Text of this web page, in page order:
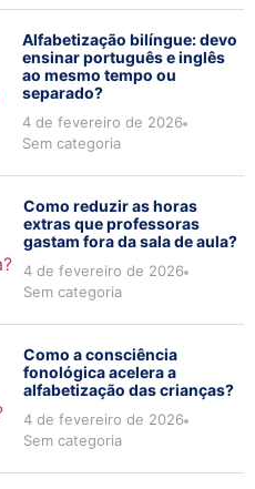
Alfabetização bilíngue: devo
ensinar português e inglês
ao mesmo tempo ou
separado?
4 de fevereiro de 2026
Sem categoria
Como reduzir as horas
extras que professoras
gastam fora da sala de aula?
4 de fevereiro de 2026
Sem categoria
Como a consciência
fonológica acelera a
alfabetização das crianças?
4 de fevereiro de 2026
Sem categoria